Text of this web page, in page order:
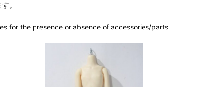
。
for the presence or absence of accessories/parts.